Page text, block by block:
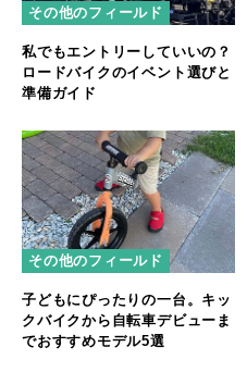
その他のフィールド
私でもエントリーしていいの？
ロードバイクのイベント選びと
準備ガイド
その他のフィールド
子どもにぴったりの一台。キッ
クバイクから自転車デビューま
でおすすめモデル5選